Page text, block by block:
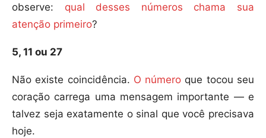
observe: qual desses números chama sua
atenção primeiro?
5, 11 ou 27
Não existe coincidência. O número que tocou seu
coração carrega uma mensagem importante — e
talvez seja exatamente o sinal que você precisava
hoje.